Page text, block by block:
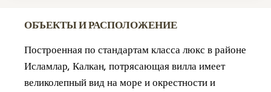
ОБЪЕКТЫ И РАСПОЛОЖЕНИЕ
Построенная по стандартам класса люкс в районе
Исламлар, Калкан, потрясающая вилла имеет
великолепный вид на море и окрестности и